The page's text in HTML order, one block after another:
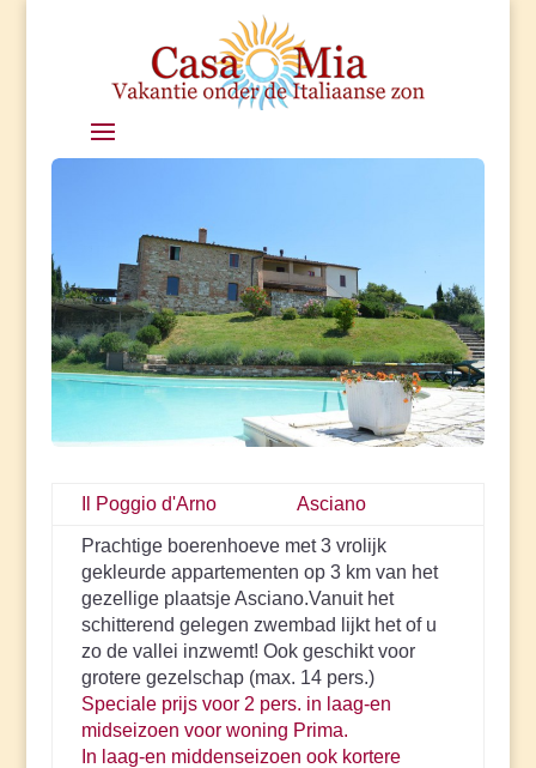
Il Poggio d'Arno Asciano
Prachtige boerenhoeve met 3 vrolijk
gekleurde appartementen op 3 km van het
gezellige plaatsje Asciano.Vanuit het
schitterend gelegen zwembad lijkt het of u
zo de vallei inzwemt! Ook geschikt voor
grotere gezelschap (max. 14 pers.)
Speciale prijs voor 2 pers. in laag-en
midseizoen voor woning Prima.
In laag-en middenseizoen ook kortere